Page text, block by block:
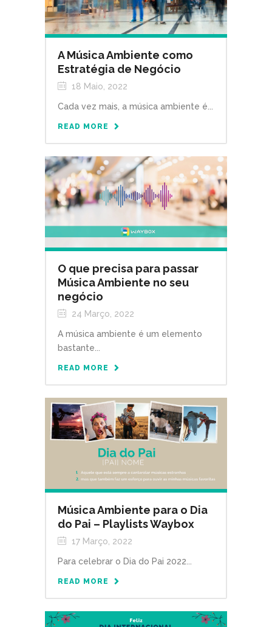
A Música Ambiente como
Estratégia de Negócio
18 Maio, 2022
Cada vez mais, a música ambiente é...
READ MORE
O que precisa para passar
Música Ambiente no seu
negócio
24 Março, 2022
A música ambiente é um elemento
bastante...
READ MORE
Música Ambiente para o Dia
do Pai – Playlists Waybox
17 Março, 2022
Para celebrar o Dia do Pai 2022...
READ MORE